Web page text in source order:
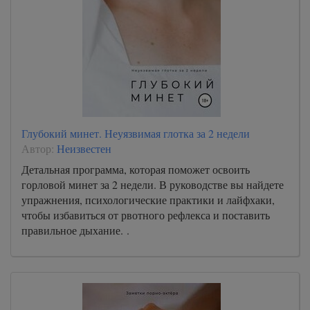
A-Book/01_ot_Matfeya/000016
A-Book/01_ot_Matfeya/000017
A-Book/01_ot_Matfeya/000018
A-Book/01_ot_Matfeya/000019
A-Book/01_ot_Matfeya/000020
A-Book/01_ot_Matfeya/000022
A-Book/01_ot_Matfeya/000023
A-Book/01_ot_Matfeya/000024
A-Book/01_ot_Matfeya/000025
A-Book/01_ot_Matfeya/000026
A-Book/01_ot_Matfeya/000029
Глубокий минет. Неуязвимая глотка за 2 недели
Автор: Неизвестен
Детальная программа, которая поможет освоить
горловой минет за 2 недели. В руководстве вы найдете
упражнения, психологические практики и лайфхаки,
чтобы избавиться от рвотного рефлекса и поставить
правильное дыхание. .